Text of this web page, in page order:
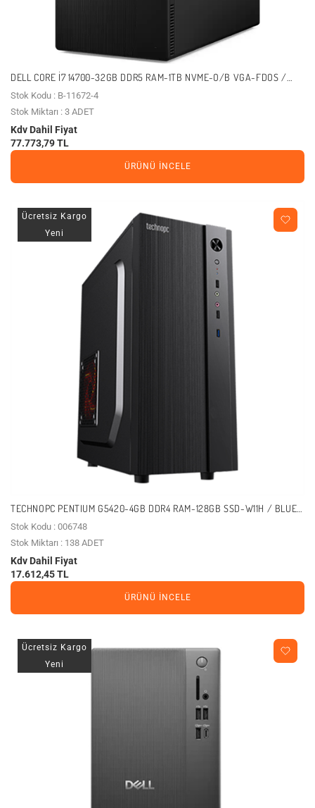
DELL CORE I7 14700-32GB DDR5 RAM-1TB NVME-O/B VGA-FDOS /
ECT1250 ECT1250_RPLS-R_007_U (11672)
Stok Kodu : B-11672-4
Stok Miktarı : 3 ADET
Kdv Dahil Fiyat
77.773,79 TL
ÜRÜNÜ İNCELE
Ücretsiz Kargo
Yeni
TECHNOPC PENTIUM G5420-4GB DDR4 RAM-128GB SSD-W11H / BLUE
ERA ALFA VM9975 TPDPCF006748
Stok Kodu : 006748
Stok Miktarı : 138 ADET
Kdv Dahil Fiyat
17.612,45 TL
ÜRÜNÜ İNCELE
Ücretsiz Kargo
Yeni